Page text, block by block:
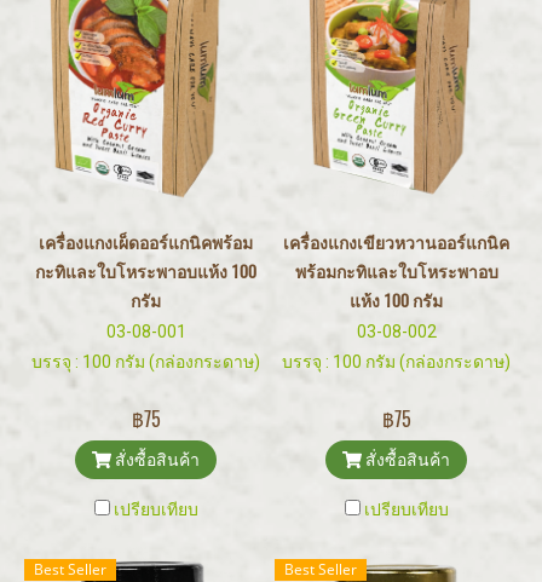
เครื่องแกงเผ็ดออร์แกนิคพร้อม
กะทิและใบโหระพาอบแห้ง 100
กรัม
03-08-001
บรรจุ : 100 กรัม (กล่องกระดาษ)
฿75
สั่งซื้อสินค้า
เปรียบเทียบ
เครื่องแกงเขียวหวานออร์แกนิค
พร้อมกะทิและใบโหระพาอบ
แห้ง 100 กรัม
03-08-002
บรรจุ : 100 กรัม (กล่องกระดาษ)
฿75
สั่งซื้อสินค้า
เปรียบเทียบ
Best Seller Best Seller